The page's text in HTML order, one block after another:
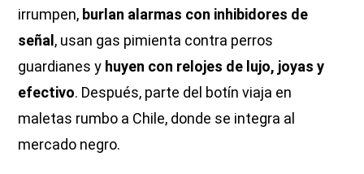
irrumpen, burlan alarmas con inhibidores de
señal , usan gas pimienta contra perros
guardianes y huyen con relojes de lujo, joyas y
efectivo. Después, parte del botín viaja en
maletas rumbo a Chile, donde se integra al
mercado negro.